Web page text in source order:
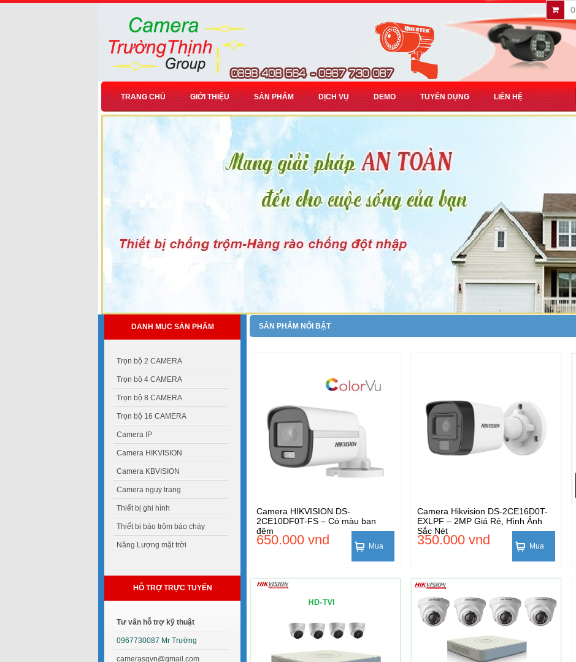
TRANG CHỦ GIỚI THIỆU SẢN PHẨM DỊCH VỤ DEMO TUYỂN DỤNG LIÊN HỆ
SẢN PHẨM NỔI BẬT
Camera HIKVISION DS-
2CE10DF0T-FS – Có màu ban
đêm
650.000 vnd Mua
Camera Hikvision DS-2CE16D0T-
EXLPF – 2MP Giá Rẻ, Hình Ảnh
Sắc Nét
350.000 vnd Mua
DANH MỤC SẢN PHẨM
Trọn bộ 2 CAMERA
Trọn bộ 4 CAMERA
Trọn bộ 8 CAMERA
Trọn bộ 16 CAMERA
Camera IP
Camera HIKVISION
Camera KBVISION
Camera ngụy trang
Thiết bị ghi hình
Thiết bị báo trộm báo cháy
Năng Lượng mặt trời
HỖ TRỢ TRỰC TUYẾN
Tư vấn hỗ trợ kỹ thuật
0967730087 Mr Trường
camerasgvn@gmail.com